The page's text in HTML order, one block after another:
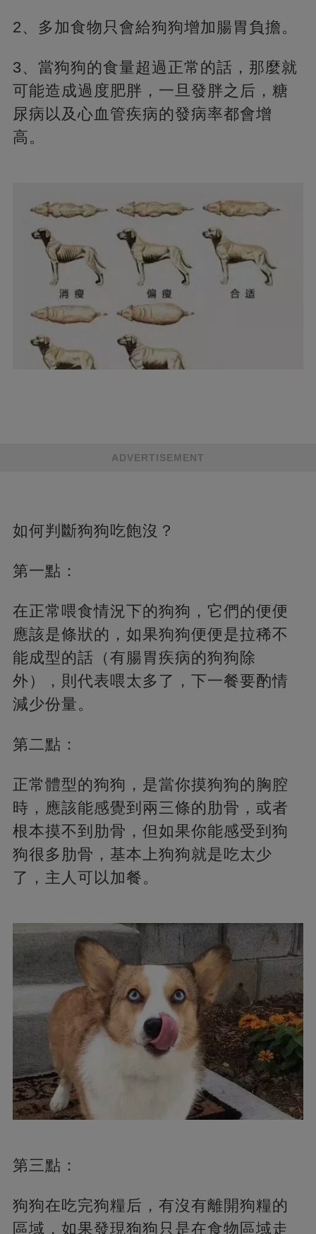
2、多加食物只會給狗狗增加腸胃負擔。
3、當狗狗的食量超過正常的話，那麼就
可能造成過度肥胖，一旦發胖之后，糖
尿病以及心血管疾病的發病率都會增
高。
ADVERTISEMENT
如何判斷狗狗吃飽沒？
第一點：
在正常喂食情況下的狗狗，它們的便便
應該是條狀的，如果狗狗便便是拉稀不
能成型的話（有腸胃疾病的狗狗除
外），則代表喂太多了，下一餐要酌情
減少份量。
第二點：
正常體型的狗狗，是當你摸狗狗的胸腔
時，應該能感覺到兩三條的肋骨，或者
根本摸不到肋骨，但如果你能感受到狗
狗很多肋骨，基本上狗狗就是吃太少
了，主人可以加餐。
第三點：
狗狗在吃完狗糧后，有沒有離開狗糧的
區域，如果發現狗狗只是在食物區域走